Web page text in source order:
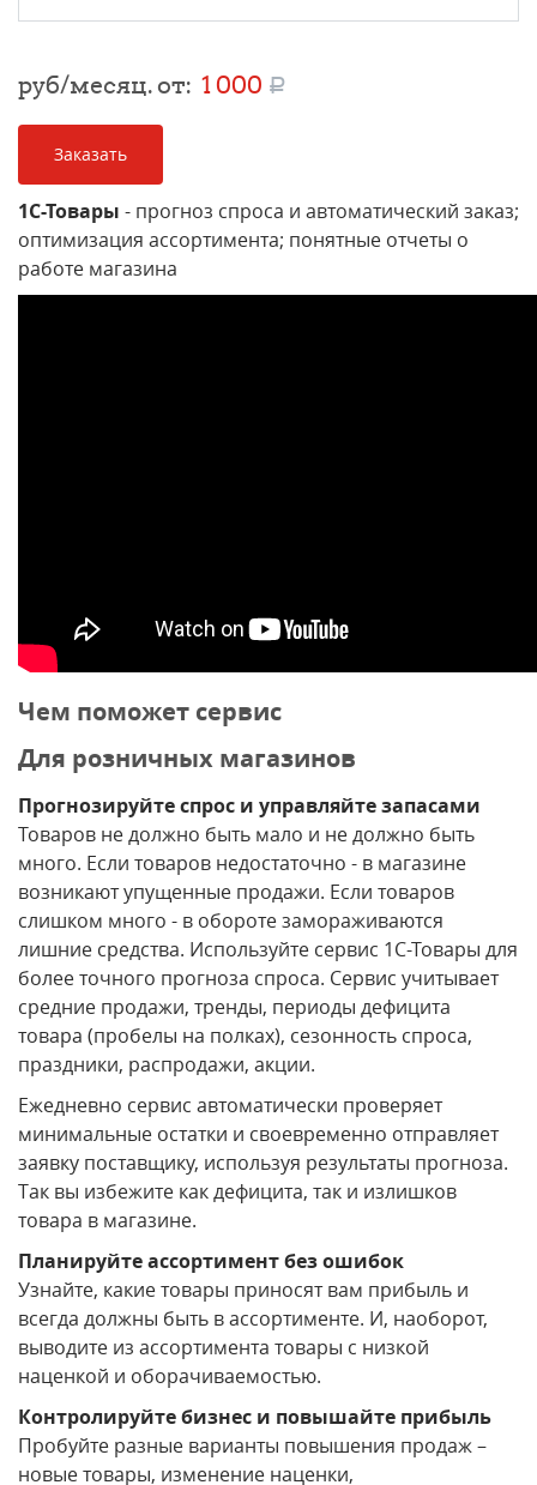
руб/месяц. от: 1 000 a
Заказать
1С-Товары - прогноз спроса и автоматический заказ;
оптимизация ассортимента; понятные отчеты о
работе магазина
Чем поможет сервис
Для розничных магазинов
Прогнозируйте спрос и управляйте запасами
Товаров не должно быть мало и не должно быть
много. Если товаров недостаточно - в магазине
возникают упущенные продажи. Если товаров
слишком много - в обороте замораживаются
лишние средства. Используйте сервис 1С-Товары для
более точного прогноза спроса. Сервис учитывает
средние продажи, тренды, периоды дефицита
товара (пробелы на полках), сезонность спроса,
праздники, распродажи, акции.
Ежедневно сервис автоматически проверяет
минимальные остатки и своевременно отправляет
заявку поставщику, используя результаты прогноза.
Так вы избежите как дефицита, так и излишков
товара в магазине.
Планируйте ассортимент без ошибок
Узнайте, какие товары приносят вам прибыль и
всегда должны быть в ассортименте. И, наоборот,
выводите из ассортимента товары с низкой
наценкой и оборачиваемостью.
Контролируйте бизнес и повышайте прибыль
Пробуйте разные варианты повышения продаж –
новые товары, изменение наценки,